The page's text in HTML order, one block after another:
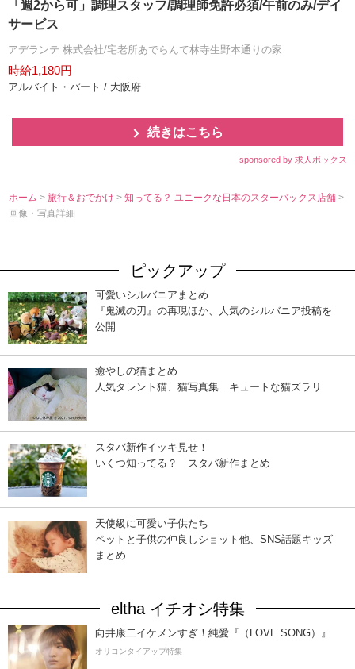
「週2から可」調理スタッフ/調理師免許必須/午前のみ/デイ
サービス
アデランテ 株式会社/宅老所あでらんて林寺生野本通りの家
時給1,180円
アルバイト・パート / 大阪府
続きはこちら
sponsored by 求人ボックス
ホーム >旅行＆おでかけ>知ってる？ ユニークな日本のスターバックス店舗>
画像・写真詳細
ピックアップ
可愛いシルバニアまとめ
『鬼滅の刃』の再現ほか、人気のシルバニア投稿を
公開
癒やしの猫まとめ
人気タレント猫、猫写真集…キュートな猫ズラリ
スタバ新作イッキ見せ！
いくつ知ってる？ スタバ新作まとめ
天使級に可愛い子供たち
ペットと子供の仲良しショット他、SNS話題キッズ
まとめ
eltha イチオシ特集
向井康二イケメンすぎ！純愛『（LOVE SONG）』
オリコンタイアップ特集